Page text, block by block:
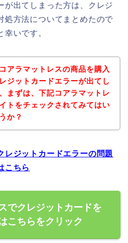
が出てしまった方は、クレジ
処方法についてまとめたので
いです。
アラマットレスの商品を購入
ジットカードエラーが出てし
まずは、下記コアラマットレ
トをチェックされてみてはい
か？
レジットカードエラーの問題
こちら
でクレジットカードを
こちらをクリック